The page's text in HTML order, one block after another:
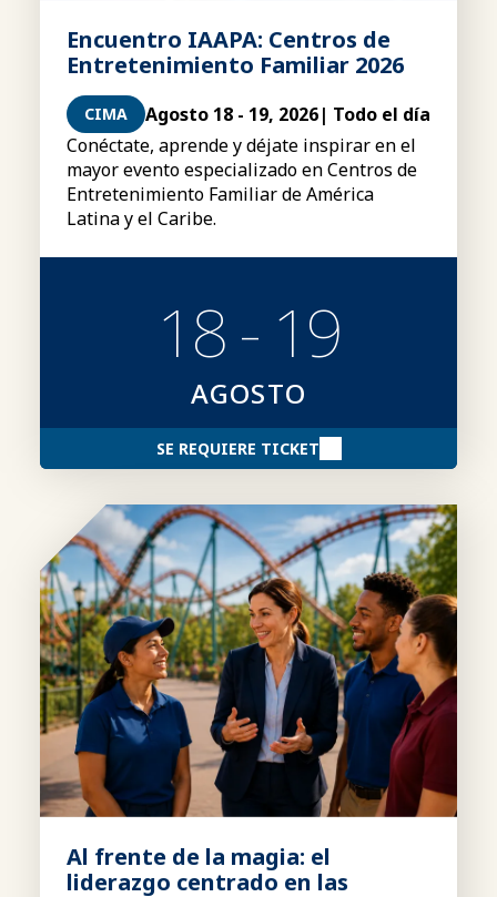
Encuentro IAAPA: Centros de
Entretenimiento Familiar 2026
CIMA Agosto 18 - 19, 2026| Todo el día
Conéctate, aprende y déjate inspirar en el
mayor evento especializado en Centros de
Entretenimiento Familiar de América
Latina y el Caribe.
18 - 19
AGOSTO
SE REQUIERE TICKET
Al frente de la magia: el
liderazgo centrado en las